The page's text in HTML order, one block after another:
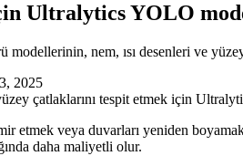
için Ultralytics YOLO
nem, ısı desenleri ve yüzey
2025
etmek veya duvarları yeniden
daha maliyetli olur.